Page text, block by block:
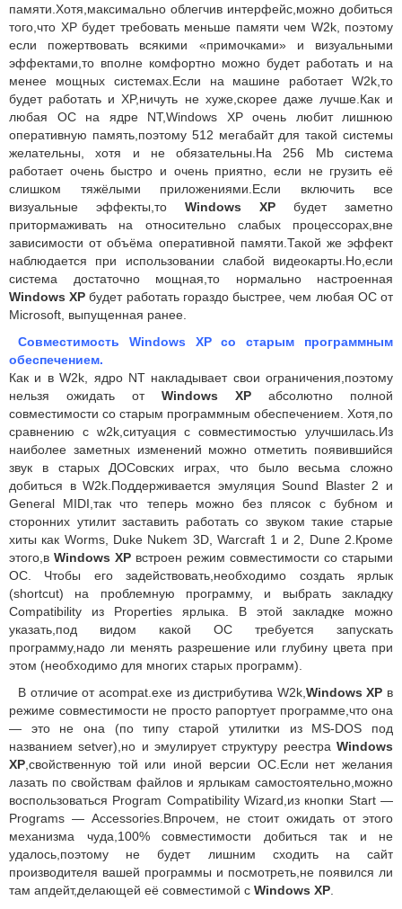
памяти.Хотя,максимально облегчив интерфейс,можно добиться
того,что XP будет требовать меньше памяти чем W2k, поэтому
если пожертвовать всякими «примочками» и визуальными
эффектами,то вполне комфортно можно будет работать и на
менее мощных системах.Если на машине работает W2k,то
будет работать и XP,ничуть не хуже,скорее даже лучше.Как и
любая ОС на ядре NT,Windows XP очень любит лишнюю
оперативную память,поэтому 512 мегабайт для такой системы
желательны, хотя и не обязательны.На 256 Mb система
работает очень быстро и очень приятно, если не грузить её
слишком тяжёлыми приложениями.Если включить все
визуальные эффекты,то Windows XP будет заметно
притормаживать на относительно слабых процессорах,вне
зависимости от объёма оперативной памяти.Такой же эффект
наблюдается при использовании слабой видеокарты.Но,если
система достаточно мощная,то нормально настроенная
Windows XP будет работать гораздо быстрее, чем любая ОС от
Microsoft, выпущенная ранее.
Cовместимость Windows XPсо старым программным
обеспечением.
Как и в W2k, ядро NT накладывает свои ограничения,поэтому
нельзя ожидать от Windows XP абсолютно полной
совместимости со старым программным обеспечением. Хотя,по
сравнению с w2k,ситуация с совместимостью улучшилась.Из
наиболее заметных изменений можно отметить появившийся
звук в старых ДОСовских играх, что было весьма сложно
добиться в W2k.Поддерживается эмуляция Sound Blaster 2 и
General MIDI,так что теперь можно без плясок с бубном и
сторонних утилит заставить работать со звуком такие старые
хиты как Worms, Duke Nukem 3D, Warcraft 1 и 2, Dune 2.Кроме
этого,в Windows XP встроен режим совместимости со старыми
ОС. Чтобы его задействовать,необходимо создать ярлык
(shortcut) на проблемную программу, и выбрать закладку
Compatibility из Properties ярлыка. В этой закладке можно
указать,под видом какой ОС требуется запускать
программу,надо ли менять разрешение или глубину цвета при
этом (необходимо для многих старых программ).
В отличие от acompat.exe из дистрибутива W2k, Windows XP в
режиме совместимости не просто рапортует программе,что она
— это не она (по типу старой утилитки из MS-DOS под
названием setver),но и эмулирует структуру реестра Windows
XP ,свойственную той или иной версии ОС.Если нет желания
лазать по свойствам файлов и ярлыкам самостоятельно,можно
воспользоваться Program Compatibility Wizard,из кнопки Start —
Programs — Accessories.Впрочем, не стоит ожидать от этого
механизма чуда,100% совместимости добиться так и не
удалось,поэтому не будет лишним сходить на сайт
производителя вашей программы и посмотреть,не появился ли
там апдейт,делающей её совместимой с Windows XP